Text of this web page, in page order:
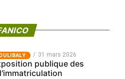
31 mars 2026
publique des